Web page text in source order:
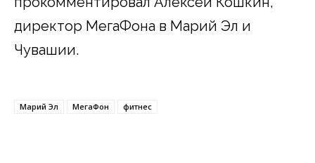
директор МегаФона в Марий Эл и
Чувашии.
Марий Эл МегаФон фитнес